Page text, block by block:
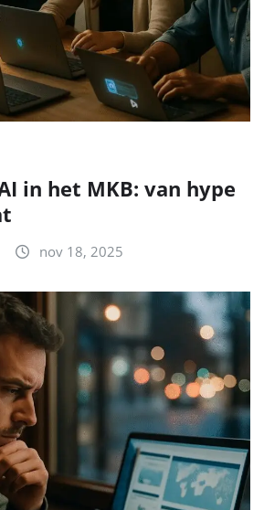
in het MKB: van hype
nov 18, 2025